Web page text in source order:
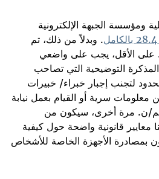
ومؤسسة الجبهة الإلكترونية
. وبدلاً من ذلك، تم
على الأقل، يجب على واضعي
التوضيحية التي تصاحب
لتجنب إجبار خبراء/ خبيرات
سرية أو القيام بعمل نيابة
ن. مرة أخرى، سيكون من
معايير قانونية واضحة حول كيفية
بمصادرة الأجهزة الخاصة للأشخاص